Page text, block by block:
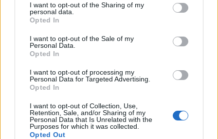
not limited to your visit or usage behaviour. You may click to
grant or deny consent to Google and its third-party tags to
use your data for below specified purposes in below Google
consent section.
I want to opt-out of the Sharing of my
personal data.
Opted In
I want to opt-out of the Sale of my
Personal Data.
Opted In
I want to opt-out of processing my
Personal Data for Targeted Advertising.
Opted In
I want to opt-out of Collection, Use,
Retention, Sale, and/or Sharing of my
Personal Data that Is Unrelated with the
Purposes for which it was collected.
Opted Out
Περισσότερες από 12 θερμές πηγές βρίσκονται στους
μνημείο παγκόσμιας κληρονομιάς της UNESCO στη
νοτιοδυτική Τουρκία
τα ιαματικά νερά τα οποία εδώ κι αιώνες αναβλύζουν
σταθερά στους 36 βαθμούς συνθέτουν ένα υπέροχο
λευκό τοπίο από δεξαμενές, σαν μικρές και μεγαλύτερες